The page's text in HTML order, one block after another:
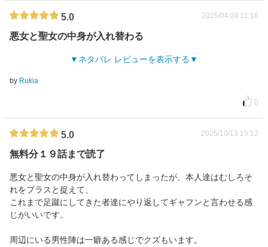
5.0 2025/04/20 11:16
悪女と聖女の中身が入れ替わる
ネタバレ レビューを表示する
by Rukia
0
5.0 2025/10/13 15:12
無料分１９話まで読了
悪女と聖女の中身が入れ替わってしまったが、本人達はむしろそ
れをプラスと捉えて、
これまで足蹴にしてきた者達にやり返してギャフンと言わせる感
じがいいです。
周辺にいる男性陣は一癖ある感じでクズもいます。